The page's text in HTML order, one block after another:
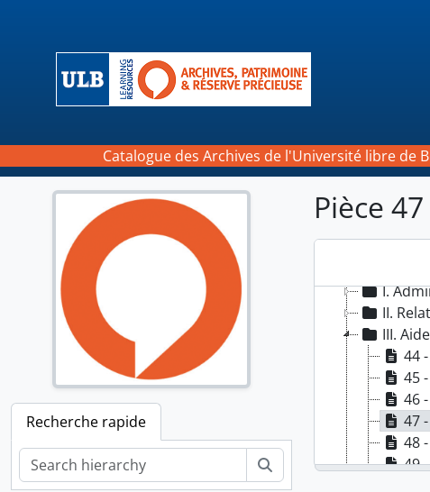
Catalogue des Archives de l'Université libre de
Recherche rapide
Rechercher
Pièce
I.
II.
III.
44
45
46
47
48
49